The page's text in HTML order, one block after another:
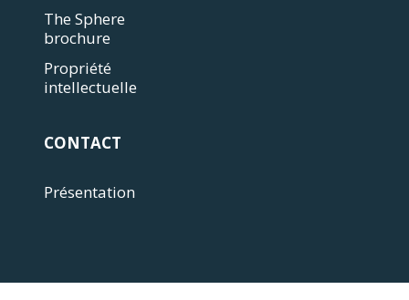
The Sphere
brochure
Propriété
intellectuelle
CONTACT
Présentation